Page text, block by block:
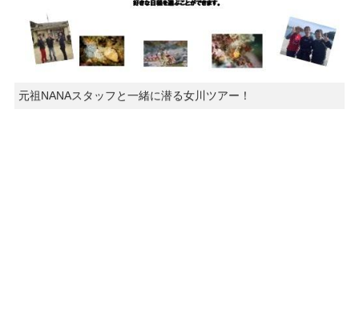
元祖NANAスタッフと一緒に潜る女川ツアー！